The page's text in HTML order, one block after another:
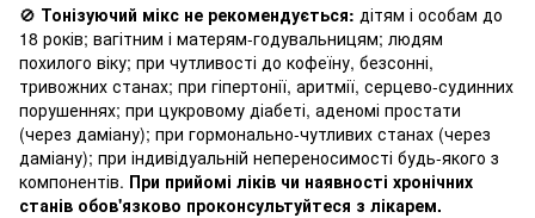
🚫 Тонізуючий мікс не рекомендується: дітям і особам до
18 років; вагітним і матерям-годувальницям; людям
похилого віку; при чутливості до кофеїну, безсонні,
тривожних станах; при гіпертонії, аритмії, серцево-судинних
порушеннях; при цукровому діабеті, аденомі простати
(через даміану); при гормонально-чутливих станах (через
даміану); при індивідуальній непереносимості будь-якого з
компонентів. При прийомі ліків чи наявності хронічних
станів обов'язково проконсультуйтеся з лікарем.